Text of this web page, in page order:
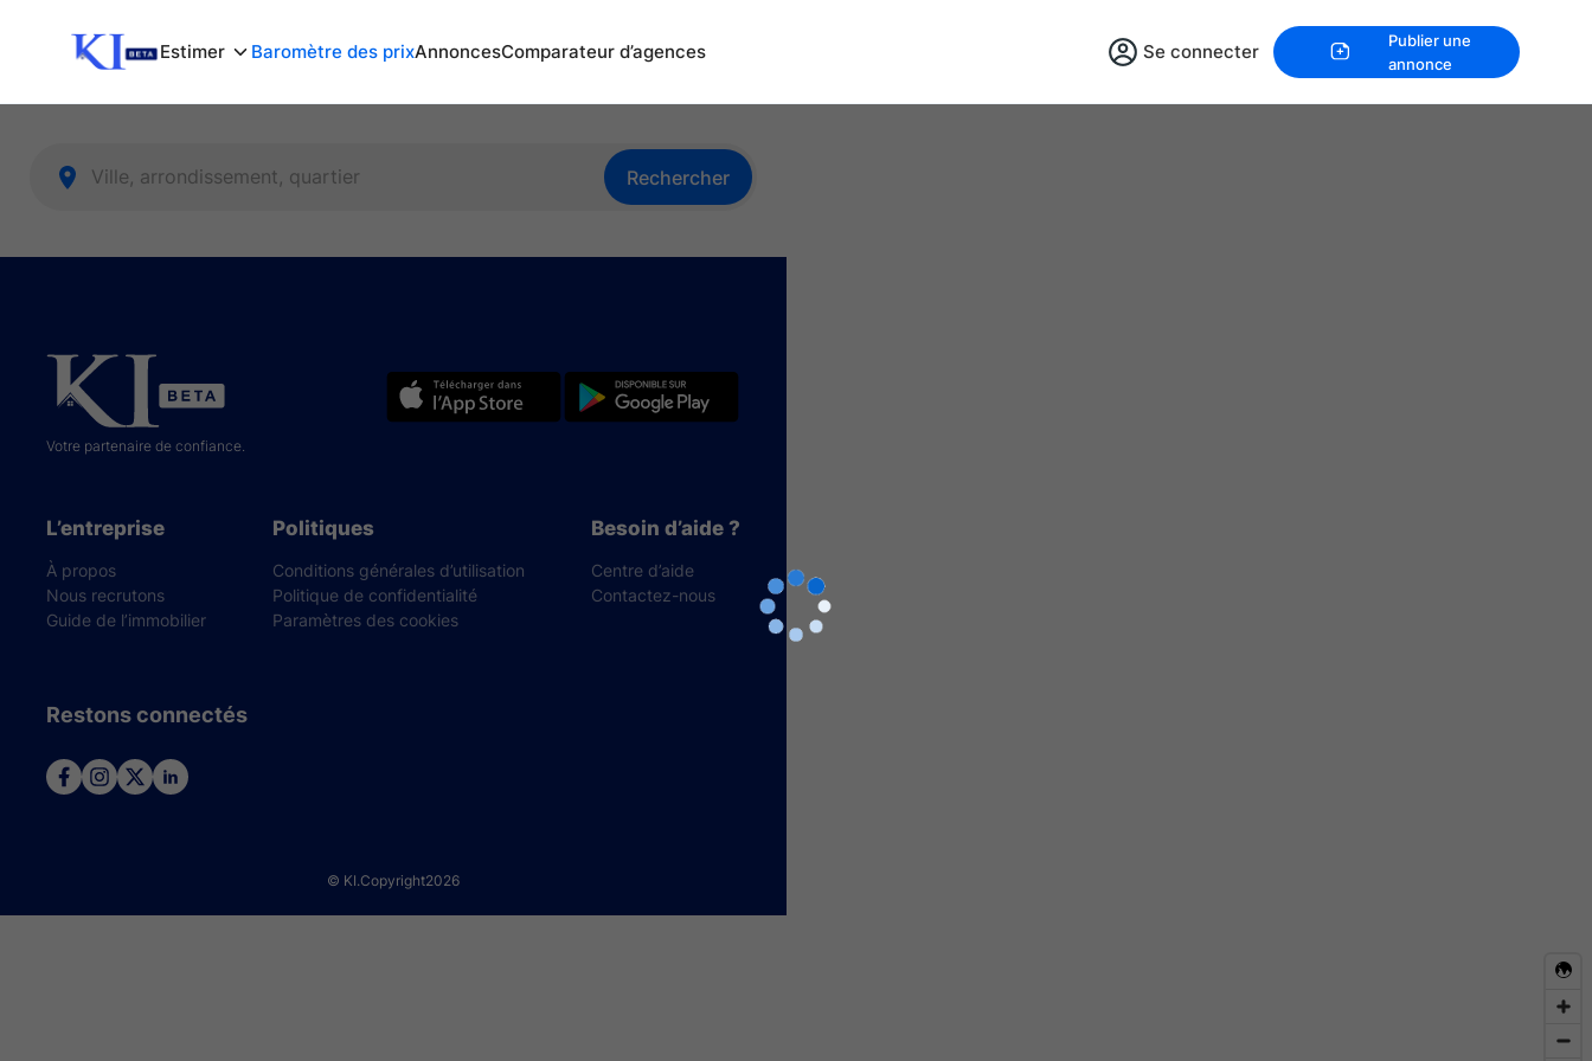
Estimer Baromètre des prixAnnoncesComparateur d’agences Se connecter
Publier une
annonce
Rechercher
Votre partenaire de confiance.
L’entreprise
À propos
Nous recrutons
Guide de l’immobilier
Politiques
Conditions générales d’utilisation
Politique de confidentialité
Paramètres des cookies
Besoin d’aide ?
Centre d’aide
Contactez-nous
Restons connectés
© KI.Copyright2026